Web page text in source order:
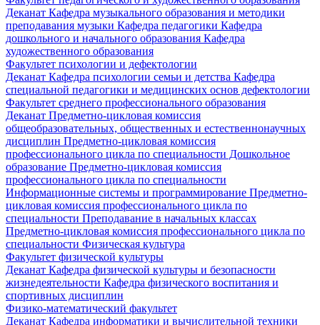
Деканат Кафедра музыкального образования и методики
преподавания музыки Кафедра педагогики Кафедра
дошкольного и начального образования Кафедра
художественного образования
Факультет психологии и дефектологии
Деканат Кафедра психологии семьи и детства Кафедра
специальной педагогики и медицинских основ дефектологии
Факультет среднего профессионального образования
Деканат Предметно-цикловая комиссия
общеобразовательных, общественных и естественнонаучных
дисциплин Предметно-цикловая комиссия
профессионального цикла по специальности Дошкольное
образование Предметно-цикловая комиссия
профессионального цикла по специальности
Информационные системы и программирование Предметно-
цикловая комиссия профессионального цикла по
специальности Преподавание в начальных классах
Предметно-цикловая комиссия профессионального цикла по
специальности Физическая культура
Факультет физической культуры
Деканат Кафедра физической культуры и безопасности
жизнедеятельности Кафедра физического воспитания и
спортивных дисциплин
Физико-математический факультет
Деканат Кафедра информатики и вычислительной техники